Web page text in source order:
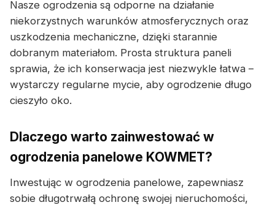
Nasze ogrodzenia są odporne na działanie
niekorzystnych warunków atmosferycznych oraz
uszkodzenia mechaniczne, dzięki starannie
dobranym materiałom. Prosta struktura paneli
sprawia, że ich konserwacja jest niezwykle łatwa –
wystarczy regularne mycie, aby ogrodzenie długo
cieszyło oko.
Dlaczego warto zainwestować w
ogrodzenia panelowe KOWMET?
Inwestując w ogrodzenia panelowe, zapewniasz
sobie długotrwałą ochronę swojej nieruchomości,